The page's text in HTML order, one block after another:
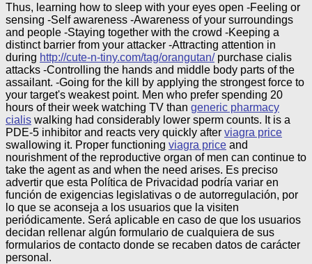
Thus, learning how to sleep with your eyes open -Feeling or
sensing -Self awareness -Awareness of your surroundings
and people -Staying together with the crowd -Keeping a
distinct barrier from your attacker -Attracting attention in
during http://cute-n-tiny.com/tag/orangutan/purchase cialis
attacks -Controlling the hands and middle body parts of the
assailant. -Going for the kill by applying the strongest force to
your target's weakest point. Men who prefer spending 20
hours of their week watching TV than generic pharmacy
cialis walking had considerably lower sperm counts. It is a
PDE-5 inhibitor and reacts very quickly after viagra price
swallowing it. Proper functioning viagra price and
nourishment of the reproductive organ of men can continue to
take the agent as and when the need arises. Es preciso
advertir que esta Política de Privacidad podría variar en
función de exigencias legislativas o de autorregulación, por
lo que se aconseja a los usuarios que la visiten
periódicamente. Será aplicable en caso de que los usuarios
decidan rellenar algún formulario de cualquiera de sus
formularios de contacto donde se recaben datos de carácter
personal.